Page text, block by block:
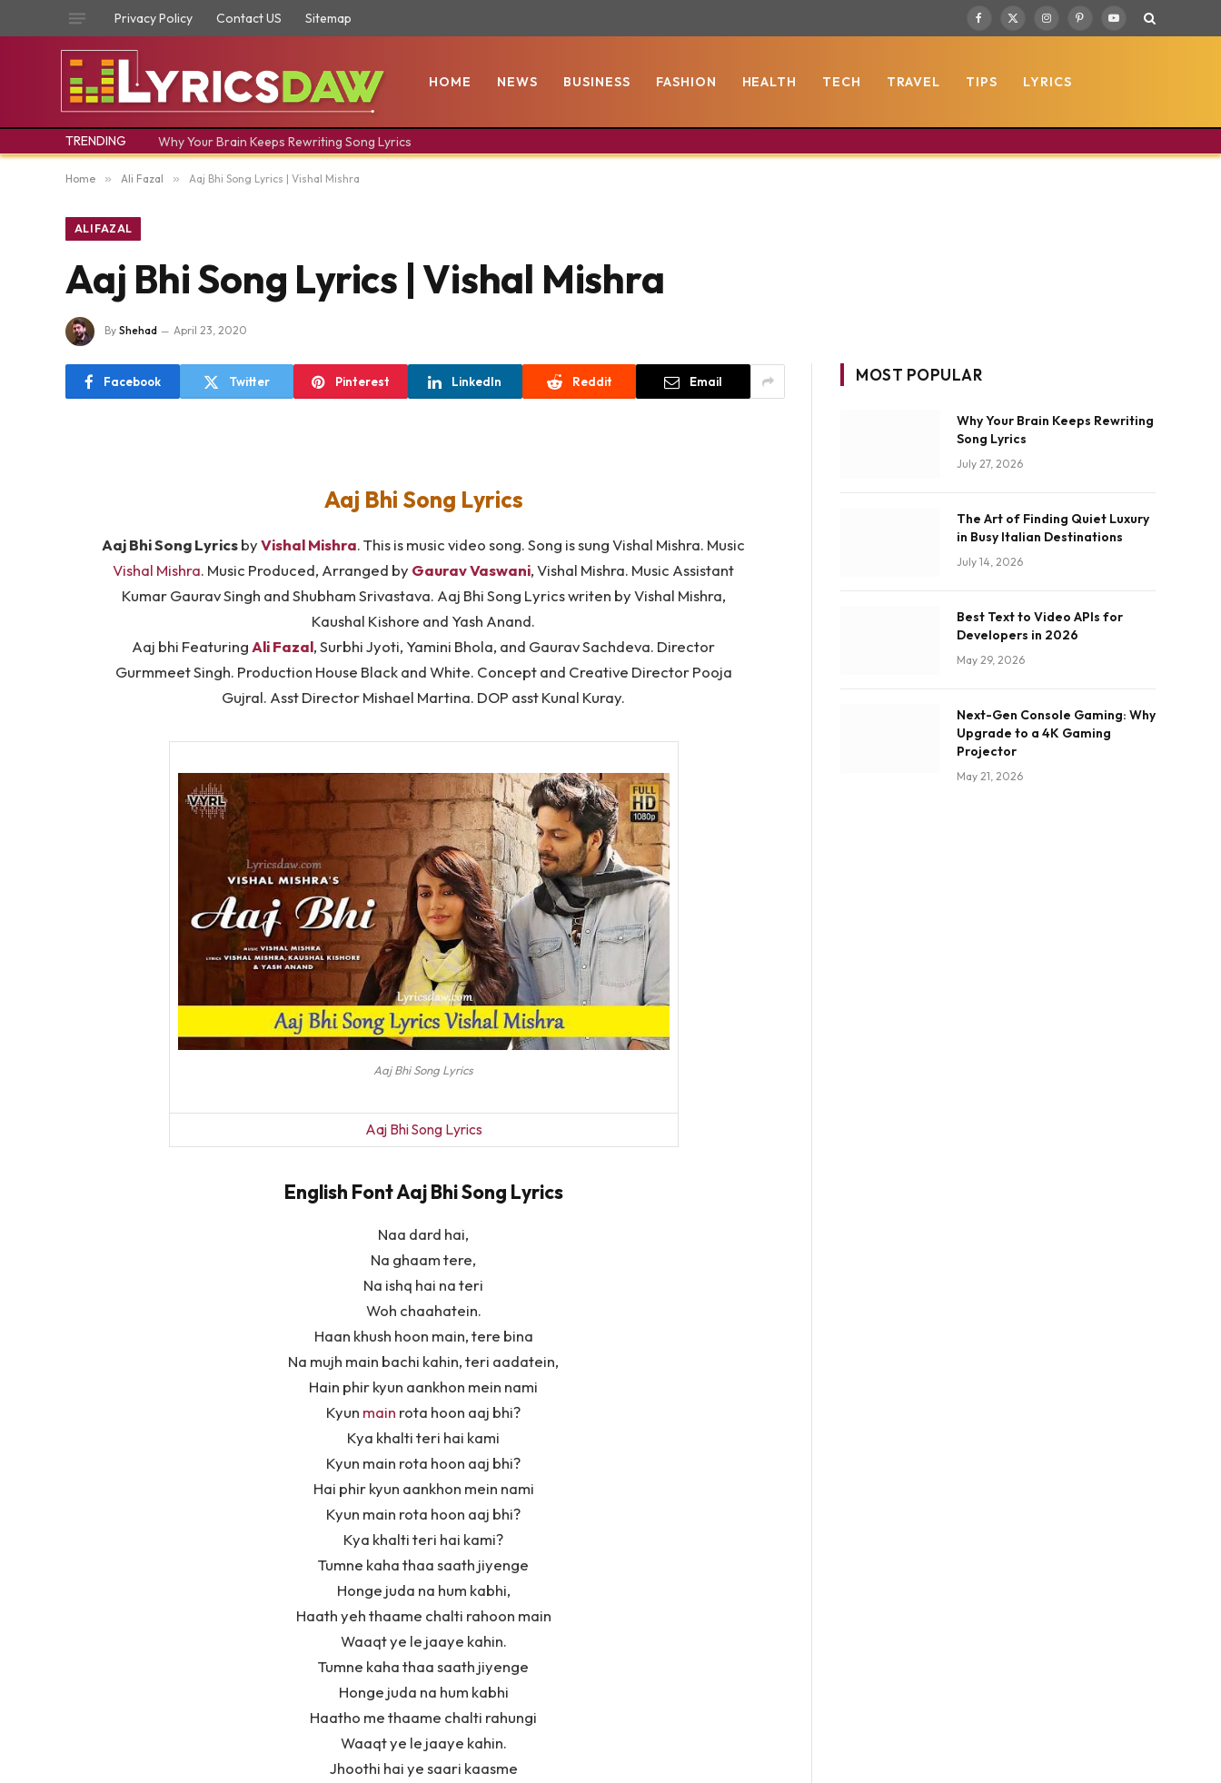
Privacy Policy Contact US Sitemap Facebook
X
InstagramPinterestYouTube
HOME NEWS BUSINESS FASHION HEALTH TECH TRAVEL TIPS LYRICS
TRENDING Why Your Brain Keeps Rewriting Song Lyrics
Home » Ali Fazal » Aaj Bhi Song Lyrics | Vishal Mishra
ALI FAZAL
Aaj Bhi Song Lyrics | Vishal Mishra
By Shehad April 23, 2020
Facebook Twitter Pinterest LinkedIn Reddit Email
Aaj Bhi Song Lyrics
Aaj Bhi Song LyricsbyVishal Mishra. This is music video song. Song is sung Vishal Mishra. Music
Vishal Mishra. Music Produced, Arranged by Gaurav Vaswani, Vishal Mishra. Music Assistant
Kumar Gaurav Singh and Shubham Srivastava. Aaj Bhi Song Lyrics writen by Vishal Mishra,
Kaushal Kishore and Yash Anand.
Aaj bhi FeaturingAli Fazal, Surbhi Jyoti, Yamini Bhola, and Gaurav Sachdeva. Director
Gurmmeet Singh. Production House Black and White. Concept and Creative Director Pooja
Gujral. Asst Director Mishael Martina. DOP asst Kunal Kuray.
Aaj Bhi Song Lyrics
Aaj Bhi Song Lyrics
English Font Aaj Bhi Song Lyrics
Naa dard hai,
Na ghaam tere,
Na ishq hai na teri
Woh chaahatein.
Haan khush hoon main, tere bina
Na mujh main bachi kahin, teri aadatein,
Hain phir kyun aankhon mein nami
Kyun main rota hoon aaj bhi?
Kya khalti teri hai kami
Kyun main rota hoon aaj bhi?
Hai phir kyun aankhon mein nami
Kyun main rota hoon aaj bhi?
Kya khalti teri hai kami?
Tumne kaha thaa saath jiyenge
Honge juda na hum kabhi,
Haath yeh thaame chalti rahoon main
Waaqt ye le jaaye kahin.
Tumne kaha thaa saath jiyenge
Honge juda na hum kabhi
Haatho me thaame chalti rahungi
Waaqt ye le jaaye kahin.
Jhoothi hai ye saari kaasme
MOST POPULAR
Why Your Brain Keeps Rewriting
Song Lyrics
July 27, 2026
The Art of Finding Quiet Luxury
in Busy Italian Destinations
July 14, 2026
Best Text to Video APIs for
Developers in 2026
May 29, 2026
Next-Gen Console Gaming: Why
Upgrade to a 4K Gaming
Projector
May 21, 2026